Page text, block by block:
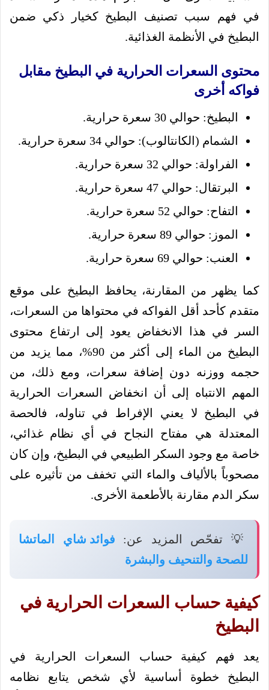
في فهم سبب تصنيف البطيخ كخيار ذكي ضمن
البطيخ في الأنظمة الغذائية.
محتوى السعرات الحرارية في البطيخ مقابل
فواكه أخرى
البطيخ: حوالي 30 سعرة حرارية.
الشمام (الكانتالوب): حوالي 34 سعرة حرارية.
الفراولة: حوالي 32 سعرة حرارية.
البرتقال: حوالي 47 سعرة حرارية.
التفاح: حوالي 52 سعرة حرارية.
الموز: حوالي 89 سعرة حرارية.
العنب: حوالي 69 سعرة حرارية.
كما يظهر من المقارنة، يحافظ البطيخ على موقع
متقدم كأحد أقل الفواكه في محتواها من السعرات،
السر في هذا الانخفاض يعود إلى ارتفاع محتوى
البطيخ من الماء إلى أكثر من 90%، مما يزيد من
حجمه ووزنه دون إضافة سعرات، ومع ذلك، من
المهم الانتباه إلى أن انخفاض السعرات الحرارية
في البطيخ لا يعني الإفراط في تناوله، فالحصة
المعتدلة هي مفتاح النجاح في أي نظام غذائي،
خاصة مع وجود السكر الطبيعي في البطيخ، وإن كان
مصحوباً بالألياف والماء التي تخفف من تأثيره على
سكر الدم مقارنة بالأطعمة الأخرى.
💡 تفحّص المزيد عن: فوائد شاي الماتشا
للصحة والتنحيف والبشرة
كيفية حساب السعرات الحرارية في
البطيخ
يعد فهم كيفية حساب السعرات الحرارية في
البطيخ خطوة أساسية لأي شخص يتابع نظامه